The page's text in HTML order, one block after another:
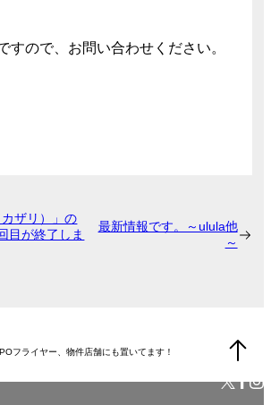
すので、お問い合わせください。
ザリ）」の
目が終了しま
最新情報です。～ulula他
～
フライヤー、物件店舗にも置いてます！